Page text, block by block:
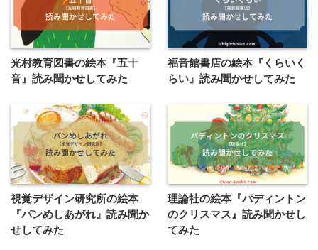
光村教育図書の絵本『五十
音』読み聞かせしてみた
福音館書店の絵本『くらいく
らい』読み聞かせしてみた
視覚デザイン研究所の絵本
『パンめしあがれ』読み聞か
せしてみた
理論社の絵本『パディントン
のクリスマス』読み聞かせし
てみた